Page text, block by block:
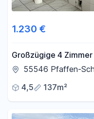
1.230 €
Großzügige 4
Wohnfläche, Balkon
55546 Pfaffen-
4,5
137m²